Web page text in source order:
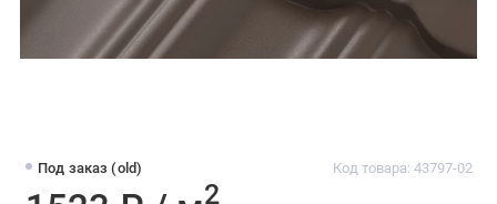
Под заказ (old) Код товара: 43797-02
2